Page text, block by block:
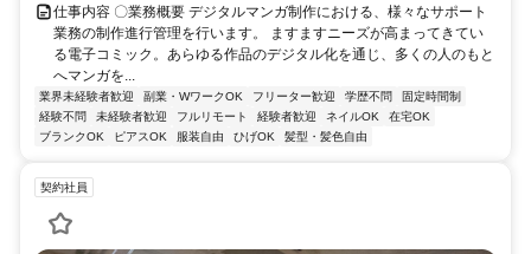
仕事内容 〇業務概要 デジタルマンガ制作における、様々なサポート
業務の制作進行管理を行います。 ますますニーズが高まってきてい
る電子コミック。あらゆる作品のデジタル化を通じ、多くの人のもと
へマンガを...
業界未経験者歓迎 副業・WワークOK フリーター歓迎 学歴不問
固定時間制
経験不問
未経験者歓迎 フルリモート 経験者歓迎 ネイルOK
在宅OK
ブランクOK
ピアスOK 服装自由 ひげOK 髪型・髪色自由
契約社員